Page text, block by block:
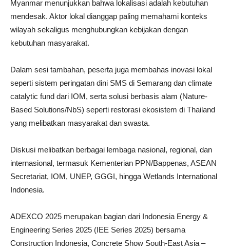
Myanmar menunjukkan bahwa lokalisasi adalah kebutuhan
mendesak. Aktor lokal dianggap paling memahami konteks
wilayah sekaligus menghubungkan kebijakan dengan
kebutuhan masyarakat.
Dalam sesi tambahan, peserta juga membahas inovasi lokal
seperti sistem peringatan dini SMS di Semarang dan climate
catalytic fund dari IOM, serta solusi berbasis alam (Nature-
Based Solutions/NbS) seperti restorasi ekosistem di Thailand
yang melibatkan masyarakat dan swasta.
Diskusi melibatkan berbagai lembaga nasional, regional, dan
internasional, termasuk Kementerian PPN/Bappenas, ASEAN
Secretariat, IOM, UNEP, GGGI, hingga Wetlands International
Indonesia.
ADEXCO 2025 merupakan bagian dari Indonesia Energy &
Engineering Series 2025 (IEE Series 2025) bersama
Construction Indonesia, Concrete Show South-East Asia –